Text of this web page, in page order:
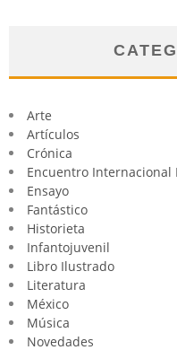
Arte
Artículos
Crónica
Encuentro Internacional
Ensayo
Fantástico
Historieta
Infantojuvenil
Libro Ilustrado
Literatura
México
Música
Novedades